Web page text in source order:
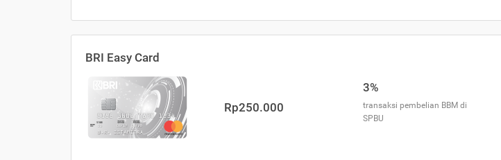
BRI Easy Card
Rp250.000
3%
transaksi pembelian BBM di
SPBU